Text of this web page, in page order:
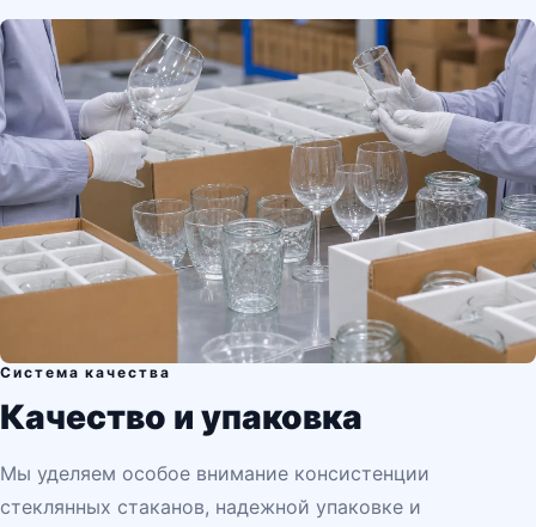
Система качества
Качество и упаковка
Мы уделяем особое внимание консистенции
стеклянных стаканов, надежной упаковке и